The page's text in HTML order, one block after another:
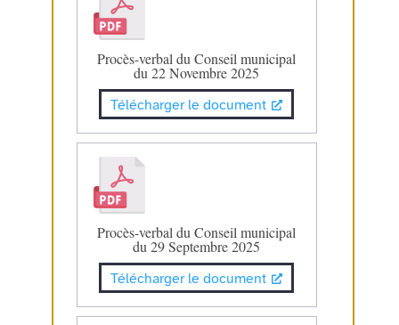
Procès-verbal du Conseil municipal
du 22 Novembre 2025
Télécharger le document
Procès-verbal du Conseil municipal
du 29 Septembre 2025
Télécharger le document